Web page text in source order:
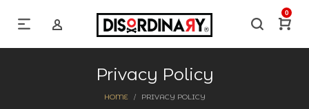
0
Privacy Policy
HOME / PRIVACY POLICY